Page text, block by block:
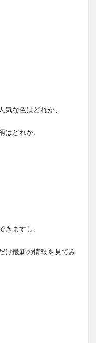
な色はどれか、
はどれか、
ますし、
け最新の情報を見てみ